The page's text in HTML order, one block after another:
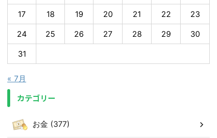
17 18 19 20 21 22 23
24 25 26 27 28 29 30
31
« 7月
カテゴリー
お金 (377)